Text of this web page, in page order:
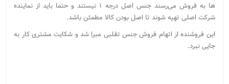
ها به فروش می‌رسند جنس اصل درجه ۱ نیستند و حتما باید از نماینده‌
شرکت اصلی تهیه شوند تا اصل بودن کالا مطمئن باشد.
این فروشنده از اتهام فروش جنس تقلبی مبرا شد و شکایت مشتری کار به
جایی نبرد.